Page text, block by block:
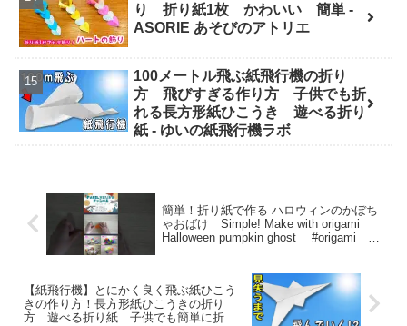
り 折り紙1枚 かわいい 簡単 -
ASORIE あそびのアトリエ
100メートル飛ぶ紙飛行機の折り
方 飛びすぎる作り方 子供でも折
れる長方形紙ひこうき 遊べる折り
紙 - ゆいの紙飛行機ラボ
簡単！折り紙で作る ハロウィンのかぼち
ゃおばけ Simple! Make with origami
Halloween pumpkin ghost #origami
【紙飛行機】とにかく良く飛ぶ紙ひこう
きの作り方！長方形紙ひこうきの折り
方 遊べる折り紙 子供でも簡単に折れ